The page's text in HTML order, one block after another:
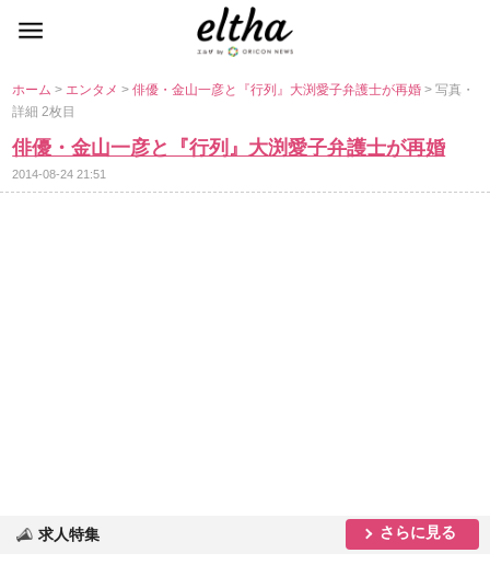
ホーム> エンタメ>俳優・金山一彦と『行列』大渕愛子弁護士が再婚> 写真・
詳細 2枚目
俳優・金山一彦と『行列』大渕愛子弁護士が再婚
2014-08-24 21:51
求人特集 さらに見る